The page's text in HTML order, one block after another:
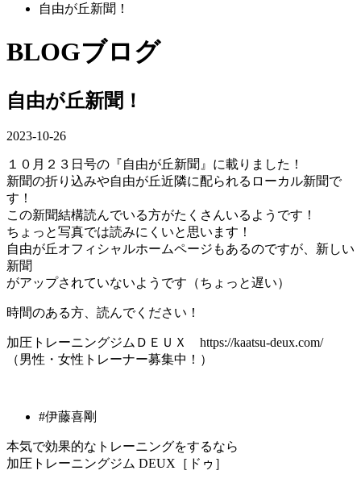
自由が丘新聞！
BLOGブログ
自由が丘新聞！
2023-10-26
１０月２３日号の『自由が丘新聞』に載りました！
新聞の折り込みや自由が丘近隣に配られるローカル新聞で
す！
この新聞結構読んでいる方がたくさんいるようです！
ちょっと写真では読みにくいと思います！
自由が丘オフィシャルホームページもあるのですが、新しい
新聞
がアップされていないようです（ちょっと遅い）
時間のある方、読んでください！
加圧トレーニングジムＤＥＵＸ https://kaatsu-deux.com/
（男性・女性トレーナー募集中！）
#伊藤喜剛
本気で効果的なトレーニングをするなら
加圧トレーニングジム DEUX［ドゥ］